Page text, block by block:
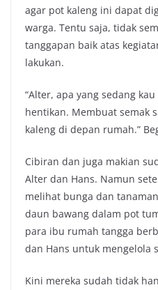
agar pot kaleng ini dapat
warga. Tentu saja, tidak
tanggapan baik atas
lakukan.
“Alter, apa yang sedang
hentikan. Membuat semak
kaleng di depan rumah.”
Cibiran dan juga makian
Alter dan Hans. Namun
melihat bunga dan
daun bawang dalam pot
para ibu rumah tangga
dan Hans untuk mengelola
Kini mereka sudah tidak